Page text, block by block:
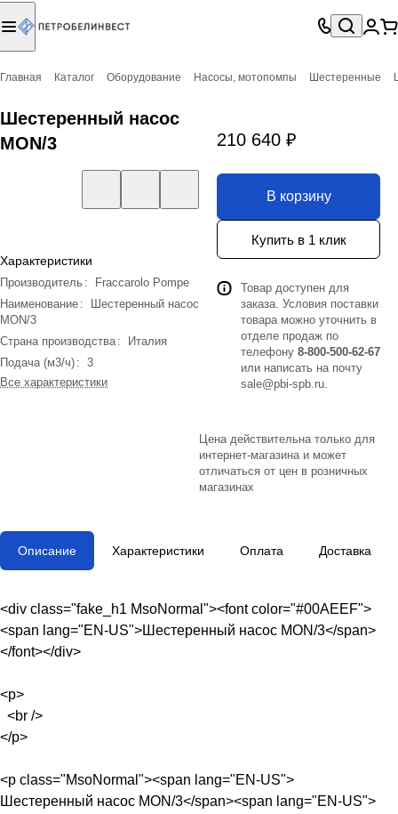
Главная Каталог Оборудование Насосы, мотопомпы Шестеренные
Шестеренный насос
MON/3
Характеристики
Производитель :
Fraccarolo Pompe
Наименование :
Шестеренный насос
MON/3
Страна производства :
Италия
Подача (м3/ч) : 3
Все характеристики
210 640 ₽
В корзину
Купить в 1 клик
Товар доступен для
заказа. Условия поставки
товара можно уточнить в
отделе продаж по
телефону 8-800-500-62-67
или написать на почту
sale@pbi-spb.ru.
Цена действительна только для
интернет-магазина и может
отличаться от цен в розничных
магазинах
Описание Характеристики Оплата Доставка
<div class="fake_h1 MsoNormal"><font color="#00AEEF">
<span lang="EN-US">Шестеренный насос MON/3</span>
</font></div>
<p>
<br />
</p>
<p class="MsoNormal"><span lang="EN-US">
Шестеренный насос MON/3</span><span lang="EN-US">